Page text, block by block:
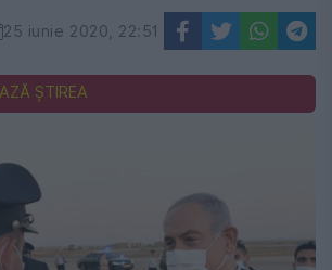
25 iunie 2020, 22:51
ȘTIREA